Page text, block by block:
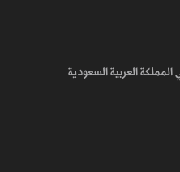
العربية السعودية